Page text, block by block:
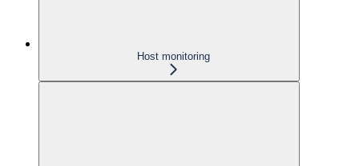
Host monitoring